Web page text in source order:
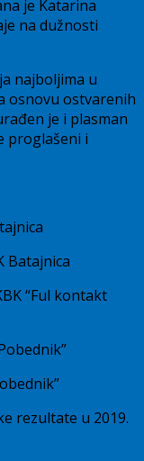
je Katarina
na dužnosti
najboljima u
osnovu ostvarenih
je i plasman
proglašeni i
Batajnica
“Ful kontakt
rezultate u 2019.